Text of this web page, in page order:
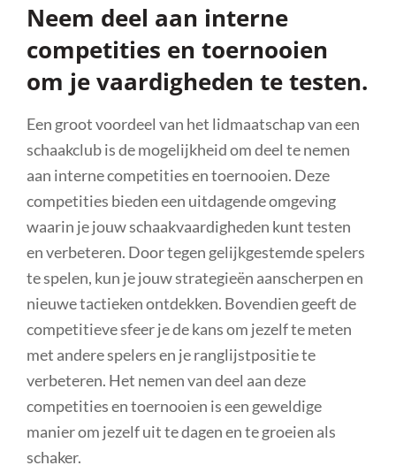
Neem deel aan interne
competities en toernooien
om je vaardigheden te testen.
Een groot voordeel van het lidmaatschap van een
schaakclub is de mogelijkheid om deel te nemen
aan interne competities en toernooien. Deze
competities bieden een uitdagende omgeving
waarin je jouw schaakvaardigheden kunt testen
en verbeteren. Door tegen gelijkgestemde spelers
te spelen, kun je jouw strategieën aanscherpen en
nieuwe tactieken ontdekken. Bovendien geeft de
competitieve sfeer je de kans om jezelf te meten
met andere spelers en je ranglijstpositie te
verbeteren. Het nemen van deel aan deze
competities en toernooien is een geweldige
manier om jezelf uit te dagen en te groeien als
schaker.